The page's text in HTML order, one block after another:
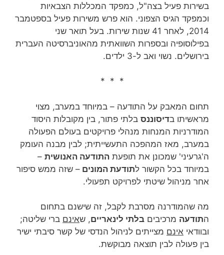
בשירות פעיל בצה"ל, כמפקד המכללות הצבאיות
וכמפקד הגיס הצפוני. הוא פרש משירות פעיל בספטמבר
2014, לאחר 41 שנות שירות‏. בעל תואר שני
בפילוסופיה ובספרות השוואתית מהאוניברסיטה העברית
בירושלים. נשוי ואב ל-3 ילדים.
* * *
תחום המאבק על התודעה – במיוחד במערב, מצוי
מראשיתו בדיסוננס בלתי פתור, בין מקובלות היסוד
המודרניות המנחות מנהלי פרויקטים בעולם הפעולה
במערב, מאז המהפכה התעשייתית; לבין מבנה העומק
ה'גרעיני' שמכונן את תופעת התודעה האנושית –
במיוחד בכל הקשור לתודעת המונים – שזה ממש סיפור
אחר מניהול שיטתי לפרויקט תפעולי.
מה שהמודרנה מסרבת לקבל, זה שישנם בתחום
התודעה מרכיבים בלתי לינאריים, שאינם ברי שליטה;
ובוודאי אינם מצייתים לניהול הנדסי של קשר סיבתי ישיר
בין פעולה לבין תוצאה מבוקשת.